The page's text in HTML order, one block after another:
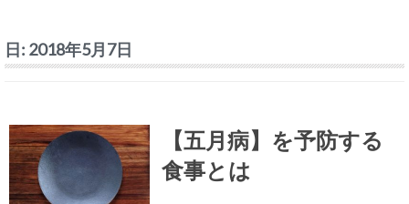
日: 2018年5月7日
【五月病】を予防する
食事とは